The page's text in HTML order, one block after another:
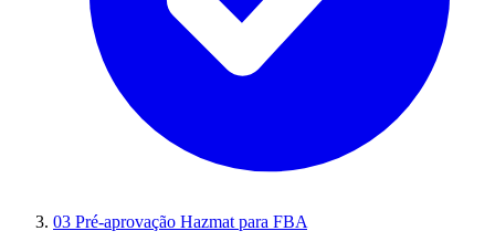
03 Pré-aprovação Hazmat para FBA